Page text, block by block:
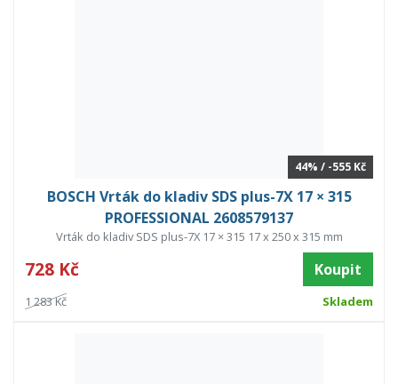
44% / -555 Kč
BOSCH Vrták do kladiv SDS plus-7X 17 × 315
PROFESSIONAL 2608579137
Vrták do kladiv SDS plus-7X 17 × 315 17 x 250 x 315 mm
728 Kč Koupit
1 283 Kč Skladem